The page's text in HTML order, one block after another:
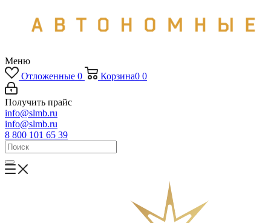
Меню
Отложенные 0 Корзина0 0
Получить прайс
info@slmb.ru
info@slmb.ru
8 800 101 65 39